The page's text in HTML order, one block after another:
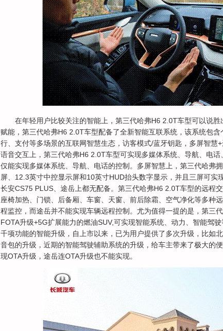
在年轻用户比较关注的智能上，第三代哈弗H6 2.0T车型可以说
赋能，第三代哈弗H6 2.0T车型配备了全新智能互联系统，该系统包
行、支付等多场景的互联网智慧生态，访客模式/蓝牙钥匙，多屏智慧
语音交互上，第三代哈弗H6 2.0T车型可实现多媒体系统、导航、电
仅能实现多媒体系统、导航、电话的控制。多屏智慧上，第三代哈弗
屏、12.3英寸中控显示屏和10英寸HUD抬头数字显示，并且三屏可实
长安CS75 PLUS、途岳上都无配备。第三代哈弗H6 2.0T车型的远程
座椅加热、门锁、后备厢、车窗、天窗、前后除霜、空气净化等多种
程监控，而途岳并不能实现车辆远程控制。尤为值得一提的是，第三
FOTA升级+5G扩展能力的燃油SUV,可实现智能系统、动力、智能驾
千项功能的智能升级，自上市以来，已为用户提供了多次升级，比如
音包的升级，近期的智能驾驶辅助系统的升级，给车主带来了极大的
现OTA升级，途岳连OTA升级也不能实现。